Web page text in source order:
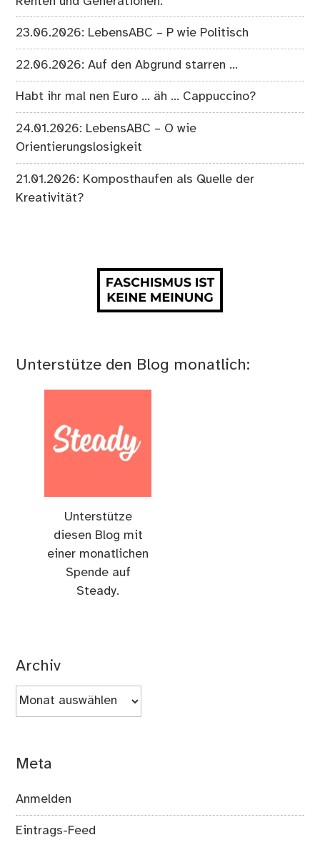
23.06.2026: LebensABC – P wie Politisch
22.06.2026: Auf den Abgrund starren …
Habt ihr mal nen Euro … äh … Cappuccino?
24.01.2026: LebensABC – O wie
Orientierungslosigkeit
21.01.2026: Komposthaufen als Quelle der
Kreativität?
Unterstütze den Blog monatlich:
Unterstütze
diesen Blog mit
einer monatlichen
Spende auf
Steady.
Archiv
Archiv
Meta
Anmelden
Eintrags-Feed